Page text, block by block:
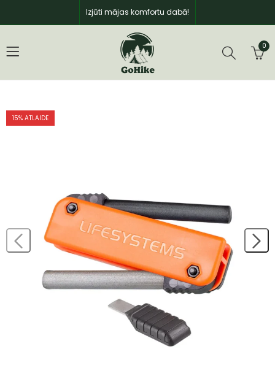
Izjūti mājas komfortu dabā!
0
15% ATLAIDE